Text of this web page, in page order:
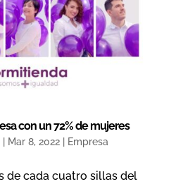
con un 72% de mujeres
| Mar 8, 2022| Empresa
de cada cuatro sillas del